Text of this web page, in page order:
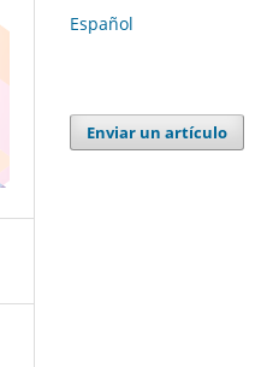
Español
Enviar un artículo